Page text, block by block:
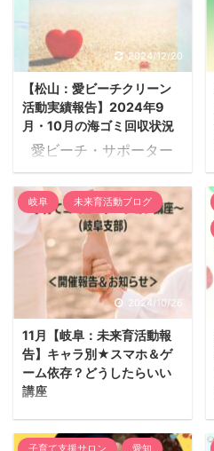
LINEができました！ 皆
様のご登録お待ちしてい
ます♪ ＼ ▼▽▼ご登
録はコチラより▼▽▼
＜山本美穂子さんよりメ
ッセージ＞ 愛媛県松山市
に越してきて、瀬戸内の
海の美しさとその手間の
海岸に散らばるゴミの対
比に驚き、愛犬の散歩の
時に毎日一人で海岸のゴ
ミ拾いを始めたことが、
私のビーチクリーン活動
の始まりでした ...
2024/12/20
【松山：愛ビーチクリーン
活動実績報告】2024年9
月・10月の海ゴミ回収状況
愛ビーチ・サポーター
制度とは 「愛ビーチ・
サポーター制度」とは、
愛媛県公共土木施設愛護
事業の一環として、県管
理の海岸・港湾緑地の一
定区域について、住民団
体、海岸愛護団体、
NPO、企業等の自発的な
清掃ボランティア（原則
として10人以上）を募
り、海岸・港湾緑地
岐阜 未来育活動ブログ
2024/10/26
11月【岐阜：未来育活動報
告】キャラ別★スマホ＆ゲ
ーム依存？どうしたらいい
講座
キャラ別★スマホ＆ゲー
ム依存？どうしたらいい
子育て支援サロン 愛知